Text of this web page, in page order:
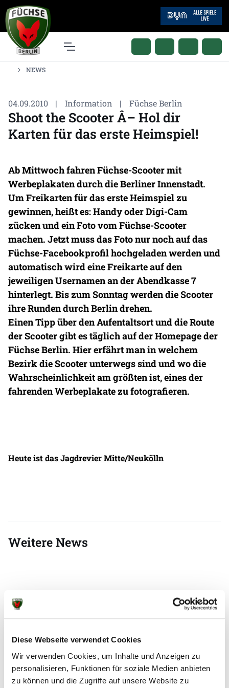
Diese Webseite verwendet Cookies
Wir verwenden Cookies, um Inhalte und Anzeigen zu
personalisieren, Funktionen für soziale Medien anbieten
zu können und die Zugriffe auf unsere Website zu
NEWS
04.09.2010 | Information | Füchse Berlin
Shoot the Scooter Â– Hol dir
Karten für das erste Heimspiel!
Ab Mittwoch fahren Füchse-Scooter mit
Werbeplakaten durch die Berliner Innenstadt.
Um Freikarten für das erste Heimspiel zu
gewinnen, heißt es: Handy oder Digi-Cam
zücken und ein Foto vom Füchse-Scooter
machen. Jetzt muss das Foto nur noch auf das
Füchse-Facebookprofil hochgeladen werden und
automatisch wird eine Freikarte auf den
jeweiligen Usernamen an der Abendkasse 7
hinterlegt. Bis zum Sonntag werden die Scooter
ihre Runden durch Berlin drehen.
Einen Tipp über den Aufentaltsort und die Route
der Scooter gibt es täglich auf der Homepage der
Füchse Berlin. Hier erfährt man in welchem
Bezirk die Scooter unterwegs sind und wo die
Wahrscheinlichkeit am größten ist, eines der
fahrenden Werbeplakate zu fotografieren.
Heute ist das Jagdrevier Mitte/Neukölln
Weitere News
07.08.2026
Testspiel mit Champions-League-
Zum zweiten Mal in dieser Woche haben die Füchse
Berlin gegen Aalborg Håndbold getestet, das
ebenfalls wieder in der Königsklasse vertreten ist.